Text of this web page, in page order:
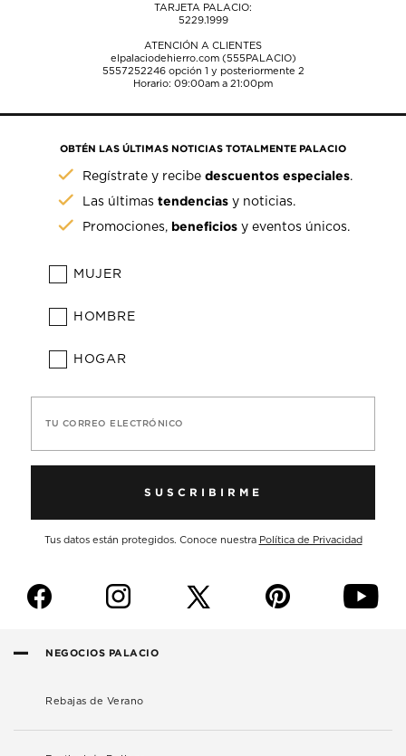
TARJETA PALACIO:
5229.1999
ATENCIÓN A CLIENTES
elpalaciodehierro.com (555PALACIO)
5557252246opción 1 y posteriormente 2
Horario: 09:00am a 21:00pm
OBTÉN LAS ÚLTIMAS NOTICIAS TOTALMENTE PALACIO
Regístrate y recibedescuentos especiales.
Las últimastendencias y noticias.
Promociones, beneficios y eventos únicos.
MUJER
HOMBRE
HOGAR
TU CORREO ELECTRÓNICO
SUSCRIBIRME
Tus datos están protegidos. Conoce nuestra Política de Privacidad
f i p y
NEGOCIOS PALACIO
Rebajas de Verano